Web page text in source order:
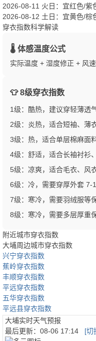
2026-08-11 火日 ：宜红色/紫
2026-08-12 土日 ：宜黄色/棕
穿衣指数科学解读
🌡️ 体感温度公式
实际温度 + 湿度修正 + 风
👕 8级穿衣指数
1级：酷热，建议穿轻薄透
2级：炎热，适合短袖、薄
3级：热，适合单层棉麻面
4级：舒适，适合长袖衬衫
5级：凉爽，适合毛衣、风
6级：冷，需要穿厚外套
7级：寒冷，需要羽绒服等
8级：寒冷，需要多层厚重
附近城市穿衣指数
大埔周边城市穿衣指数
兴宁穿衣指数
蕉岭穿衣指数
丰顺穿衣指数
平远穿衣指数
五华穿衣指数
平远县穿衣指数
大埔实时天气预报
最后更新： 08-06 17:14 [切